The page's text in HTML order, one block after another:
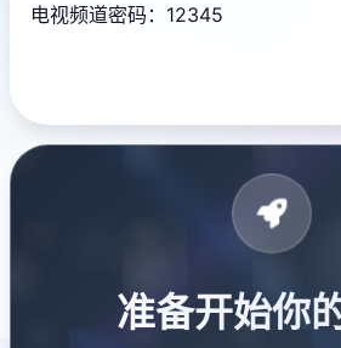
电视频道密码：12345
准备开始你